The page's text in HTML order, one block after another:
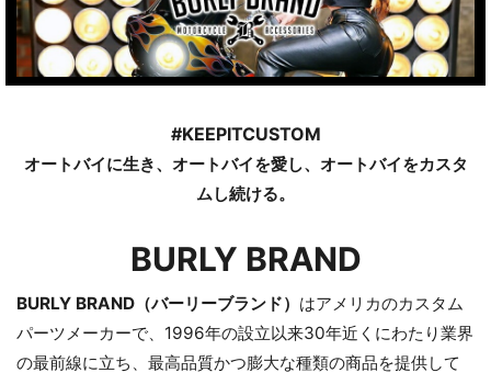
#KEEPITCUSTOM
オートバイに生き、オートバイを愛し、オートバイをカスタ
ムし続ける。
BURLY BRAND
BURLY BRAND（バーリーブランド） はアメリカのカスタム
パーツメーカーで、1996年の設立以来30年近くにわたり業界
の最前線に立ち、最高品質かつ膨大な種類の商品を提供して